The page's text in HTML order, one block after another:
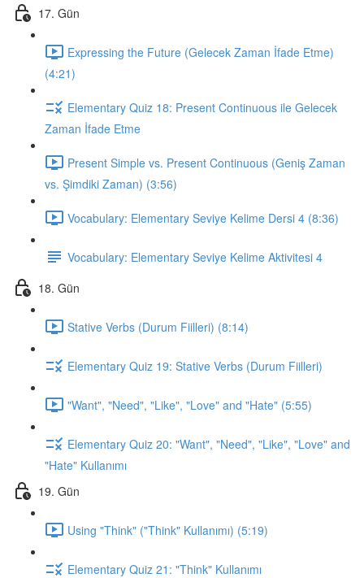
17. Gün
Expressing the Future (Gelecek Zaman İfade Etme)
(4:21)
Elementary Quiz 18: Present Continuous ile Gelecek
Zaman İfade Etme
Present Simple vs. Present Continuous (Geniş Zaman
vs. Şimdiki Zaman) (3:56)
Vocabulary: Elementary Seviye Kelime Dersi 4 (8:36)
Vocabulary: Elementary Seviye Kelime Aktivitesi 4
18. Gün
Stative Verbs (Durum Fiilleri) (8:14)
Elementary Quiz 19: Stative Verbs (Durum Fiilleri)
"Want", "Need", "Like", "Love" and "Hate" (5:55)
Elementary Quiz 20: "Want", "Need", "Like", "Love" and
"Hate" Kullanımı
19. Gün
Using "Think" ("Think" Kullanımı) (5:19)
Elementary Quiz 21: "Think" Kullanımı